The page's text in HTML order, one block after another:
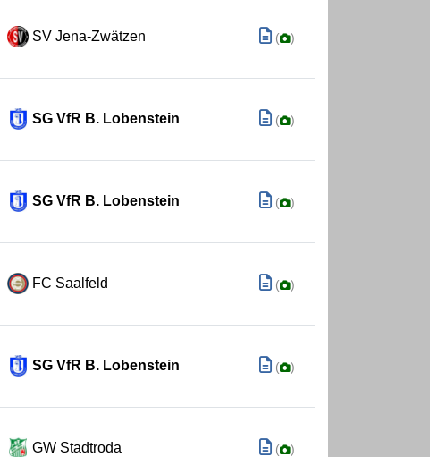
SV Jena-Zwätzen ( )
SG VfR B. Lobenstein ( )
SG VfR B. Lobenstein ( )
FC Saalfeld ( )
SG VfR B. Lobenstein ( )
GW Stadtroda ( )